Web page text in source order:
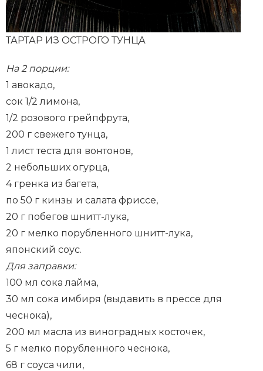
ТАРТАР ИЗ ОСТРОГО ТУНЦА
На 2 порции:
1 авокадо,
сок 1/2 лимона,
1/2 розового грейпфрута,
200 г свежего тунца,
1 лист теста для вонтонов,
2 небольших огурца,
4 гренка из багета,
по 50 г кинзы и салата фриссе,
20 г побегов шнитт-лука,
20 г мелко порубленного шнитт-лука,
японский соус.
Для заправки:
100 мл сока лайма,
30 мл сока имбиря (выдавить в прессе для
чеснока),
200 мл масла из виноградных косточек,
5 г мелко порубленного чеснока,
68 г соуса чили,